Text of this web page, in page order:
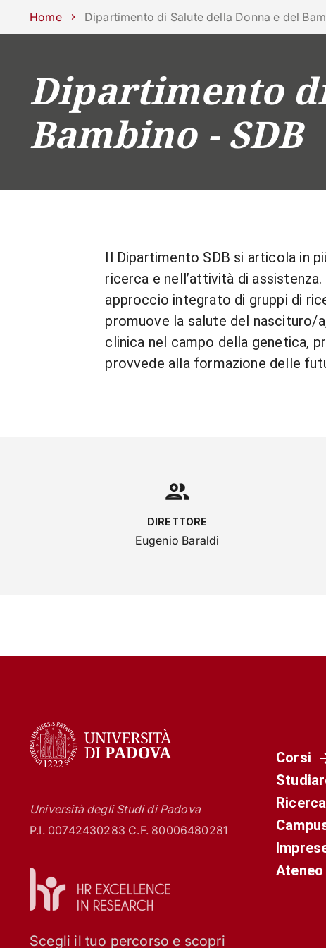
Scuole DipartimentiCentri Sostieni UnipdArea stampa
CORSI STUDIARE
Home Dipartimento di Salute della Donna e del
Dipartimento
Bambino - SDB
Il Dipartimento SDB si articola in
ricerca e nell’attività di
approccio integrato di gruppi di
promuove la salute del nascituro/
clinica nel campo della genetica,
provvede alla formazione delle
DIRETTORE
Eugenio Baraldi
Università degli Studi di Padova
P.I. 00742430283 C.F. 80006480281
Scegli il tuo percorso e scopri
Corsi
Ricerca
Ateneo